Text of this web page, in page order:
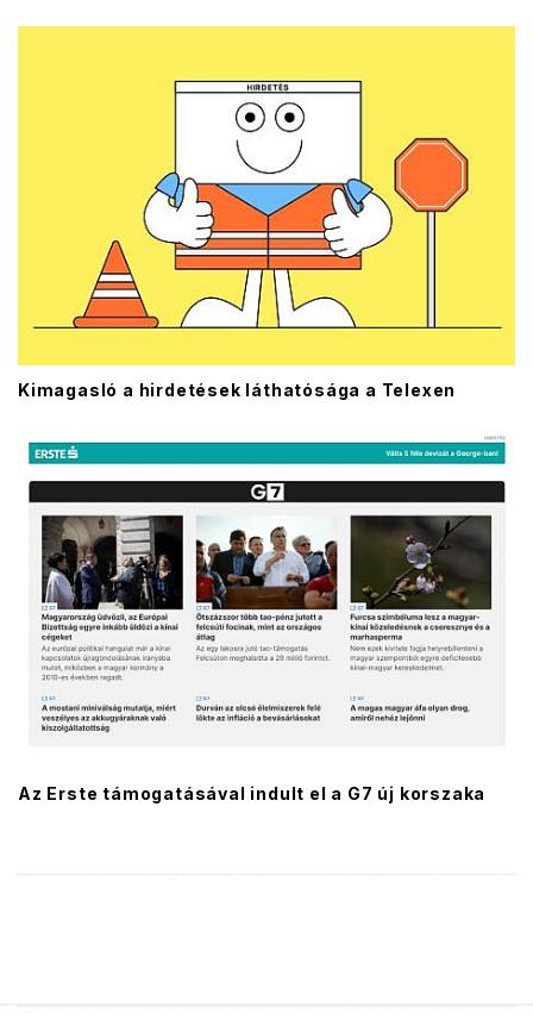
Kimagasló a hirdetések láthatósága a Telexen
Az Erste támogatásával indult el a G7 új korszaka